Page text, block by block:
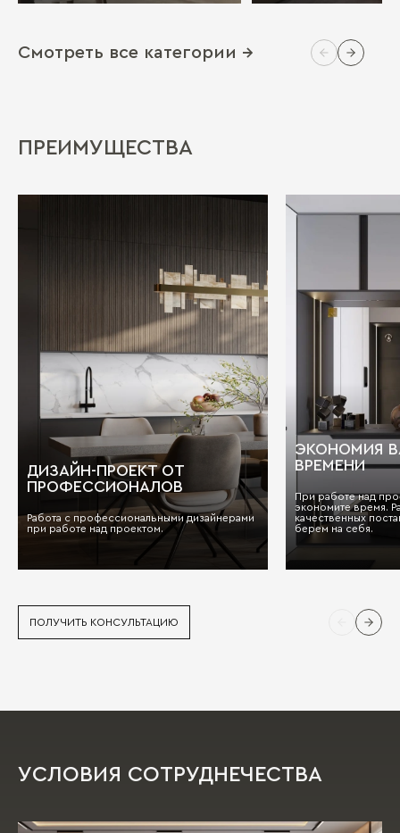
Смотреть все категории →
ПРЕИМУЩЕСТВА
ДИЗАЙН-ПРОЕКТ ОТ
ПРОФЕССИОНАЛОВ
Работа с профессиональными дизайнерами
при работе над проектом.
ЭКОНОМИЯ
ВРЕМЕНИ
При работе над
экономите время.
качественных
берем на себя.
ПОЛУЧИТЬ КОНСУЛЬТАЦИЮ
УСЛОВИЯ СОТРУДНЕЧЕСТВА